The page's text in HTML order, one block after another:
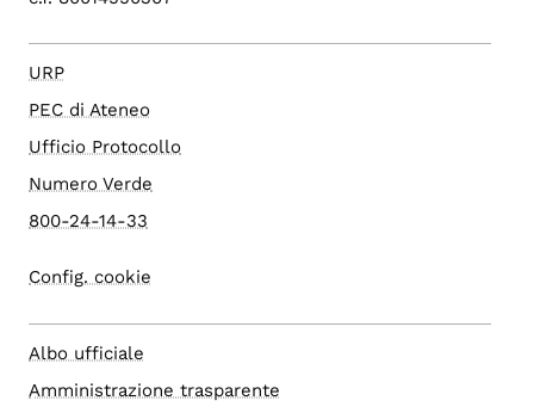
URP
PEC di Ateneo
Ufficio Protocollo
Numero Verde
800-24-14-33
Config. cookie
Albo ufficiale
Amministrazione trasparente